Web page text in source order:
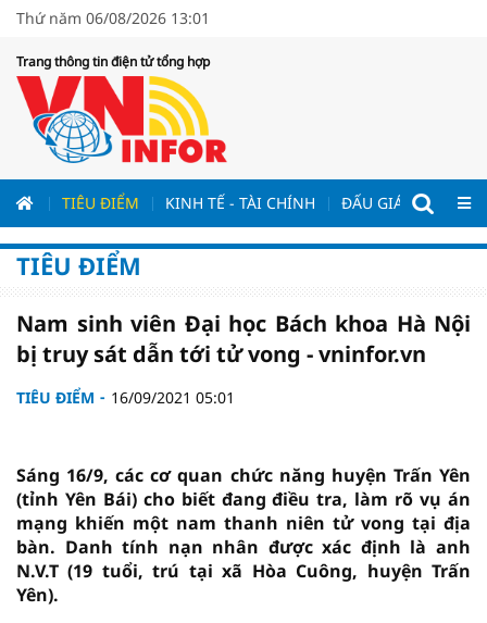
Thứ năm 06/08/2026 13:01
Trang thông tin điện tử tổng hợp
TIÊU ĐIỂM KINH TẾ - TÀI CHÍNH ĐẤU GIÁ - ĐẤU
TIÊU ĐIỂM
Nam sinh viên Đại học Bách khoa Hà Nội
bị truy sát dẫn tới tử vong - vninfor.vn
TIÊU ĐIỂM 16/09/2021 05:01
Sáng 16/9, các cơ quan chức năng huyện Trấn Yên
(tỉnh Yên Bái) cho biết đang điều tra, làm rõ vụ án
mạng khiến một nam thanh niên tử vong tại địa
bàn. Danh tính nạn nhân được xác định là anh
N.V.T (19 tuổi, trú tại xã Hòa Cuông, huyện Trấn
Yên).